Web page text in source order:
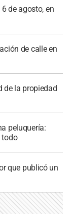
de agosto, en
de calle en
de la propiedad
peluquería:
todo
que publicó un